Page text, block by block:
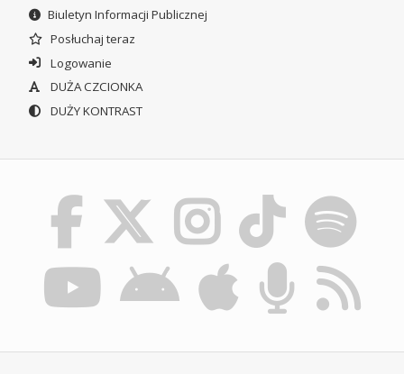
Biuletyn Informacji Publicznej
Posłuchaj teraz
Logowanie
DUŻA CZCIONKA
DUŻY KONTRAST